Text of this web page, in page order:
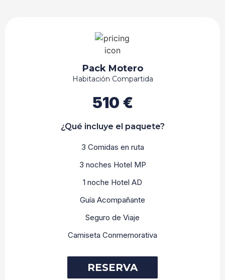
Pack Motero
Habitación Compartida
510 €
¿Qué incluye el paquete?
3 Comidas en ruta
3 noches Hotel MP
1 noche Hotel AD
Guía Acompañante
Seguro de Viaje
Camiseta Conmemorativa
RESERVA